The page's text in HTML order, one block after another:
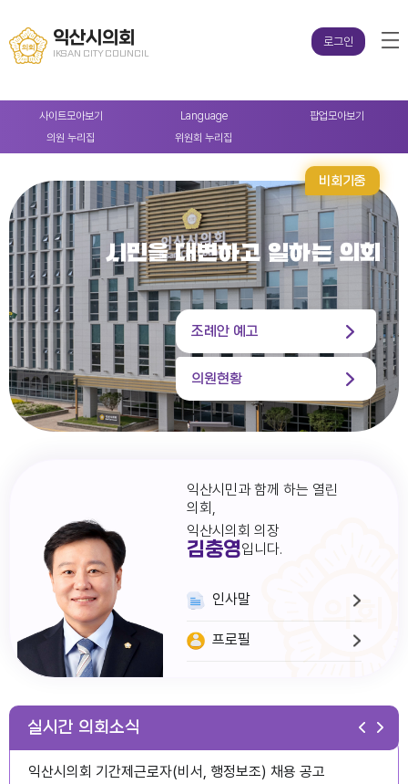
익산시의회
IKSAN CITY COUNCIL
로그인
사이트모아보기 Language 팝업모아보기
의원 누리집 위원회 누리집
비회기중
시민을 대변하고 일하는 의회
조례안 예고
의원현황
익산시민과 함께 하는 열린
의회,
익산시의회 의장
김충영입니다.
인사말
프로필
실시간 의회소식
다다익산(2026.1월호) 의회편
익산시의회 기간제근로자(비서, 행정보조) 채용 공고